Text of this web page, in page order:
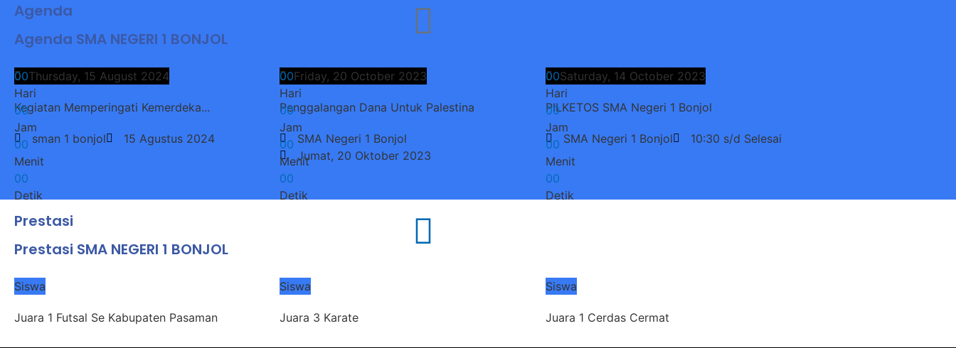
Agenda
Agenda SMA NEGERI 1 BONJOL
Thursday, 15 August 2024
Kegiatan Memperingati Kemerdeka...
sman 1 bonjol 15 Agustus 2024
00
Hari
00
Jam
00
Menit
00
Detik
Friday, 20 October 2023
Penggalangan Dana Untuk Palestina
SMA Negeri 1 Bonjol
Jumat, 20 Oktober 2023
00
Hari
00
Jam
00
Menit
00
Detik
Saturday, 14 October 2023
PILKETOS SMA Negeri 1 Bonjol
SMA Negeri 1 Bonjol 10:30 s/d Selesai
00
Hari
00
Jam
00
Menit
00
Detik
Prestasi
Prestasi SMA NEGERI 1 BONJOL
Siswa
Juara 1 Futsal Se Kabupaten Pasaman
Siswa
Juara 3 Karate
Siswa
Juara 1 Cerdas Cermat